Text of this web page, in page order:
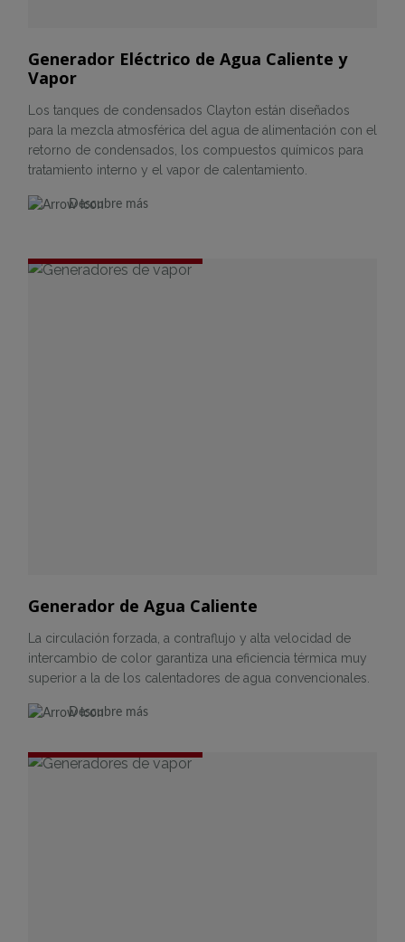
Generador Eléctrico de Agua Caliente y
Vapor
Los tanques de condensados Clayton están diseñados
para la mezcla atmosférica del agua de alimentación con el
retorno de condensados, los compuestos químicos para
tratamiento interno y el vapor de calentamiento.
Descubre más
Generador de Agua Caliente
La circulación forzada, a contraflujo y alta velocidad de
intercambio de color garantiza una eficiencia térmica muy
superior a la de los calentadores de agua convencionales.
Descubre más